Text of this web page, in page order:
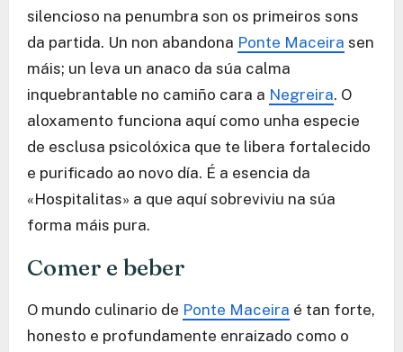
silencioso na penumbra son os primeiros sons
da partida. Un non abandona Ponte Maceira sen
máis; un leva un anaco da súa calma
inquebrantable no camiño cara a Negreira. O
aloxamento funciona aquí como unha especie
de esclusa psicolóxica que te libera fortalecido
e purificado ao novo día. É a esencia da
«Hospitalitas» a que aquí sobreviviu na súa
forma máis pura.
Comer e beber
O mundo culinario de Ponte Maceira é tan forte,
honesto e profundamente enraizado como o